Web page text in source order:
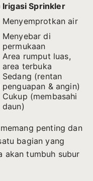
Irigasi Sprinkler
Menyemprotkan air
Menyebar di
permukaan
Area rumput luas,
area terbuka
Sedang (rentan
penguapan & angin)
Cukup (membasahi
daun)
penting dan
bagian yang
akan tumbuh subur